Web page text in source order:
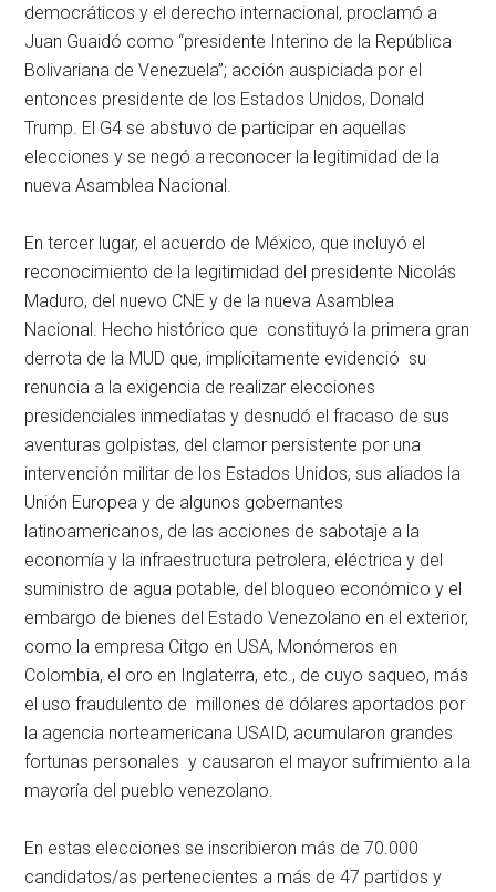
democráticos y el derecho internacional, proclamó a
Juan Guaidó como “presidente Interino de la República
Bolivariana de Venezuela”; acción auspiciada por el
entonces presidente de los Estados Unidos, Donald
Trump. El G4 se abstuvo de participar en aquellas
elecciones y se negó a reconocer la legitimidad de la
nueva Asamblea Nacional.
En tercer lugar, el acuerdo de México, que incluyó el
reconocimiento de la legitimidad del presidente Nicolás
Maduro, del nuevo CNE y de la nueva Asamblea
Nacional. Hecho histórico que constituyó la primera gran
derrota de la MUD que, implícitamente evidenció su
renuncia a la exigencia de realizar elecciones
presidenciales inmediatas y desnudó el fracaso de sus
aventuras golpistas, del clamor persistente por una
intervención militar de los Estados Unidos, sus aliados la
Unión Europea y de algunos gobernantes
latinoamericanos, de las acciones de sabotaje a la
economía y la infraestructura petrolera, eléctrica y del
suministro de agua potable, del bloqueo económico y el
embargo de bienes del Estado Venezolano en el exterior,
como la empresa Citgo en USA, Monómeros en
Colombia, el oro en Inglaterra, etc., de cuyo saqueo, más
el uso fraudulento de millones de dólares aportados por
la agencia norteamericana USAID, acumularon grandes
fortunas personales y causaron el mayor sufrimiento a la
mayoría del pueblo venezolano.
En estas elecciones se inscribieron más de 70.000
candidatos/as pertenecientes a más de 47 partidos y